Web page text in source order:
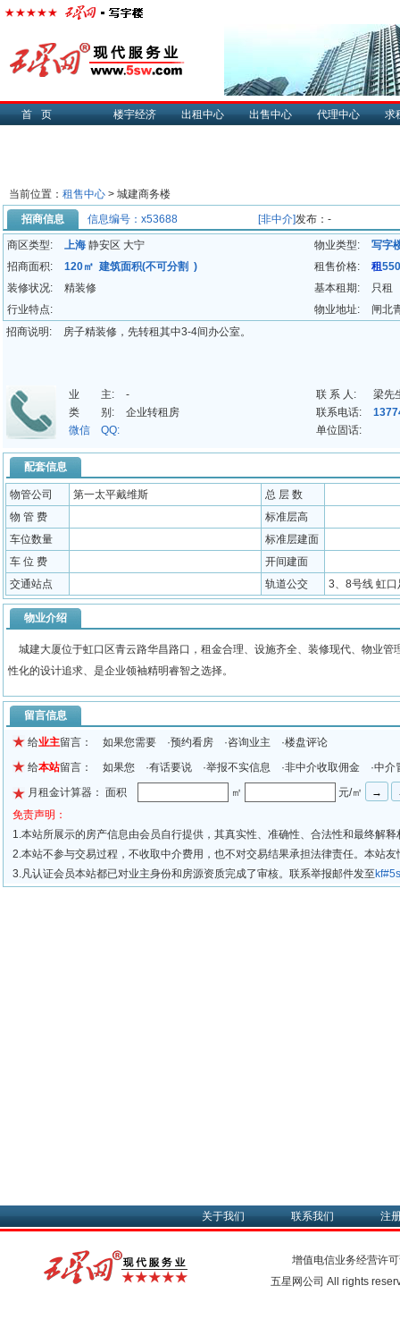
首页 楼宇经济 出租中心 出售中心 代理中心 求
当前位置： 租售中心 > 城建商务楼
招商信息
信息编号：x53688 [非中介]发布：-
商区类型: 上海 静安区 大宁 物业类型:
写字
招商面积:
120㎡ 建筑面积(不可分割 ) 租售价格: 租
装修状况:
精装修 基本租期:
只租
行业特点:
物业地址:
闸北
招商说明:
房子精装修，先转租其中3-4间办公室。
业 主: - 联 系 人:
梁先
类 别:
企业转租房 联系电话:
微信 QQ:
单位固话:
配套信息
物管公司 第一太平戴维斯
总 层 数
物 管 费
标准层高
车位数量
标准层建面
车 位 费
开间建面
交通站点
轨道公交 3、8号线 虹
物业介绍
城建大厦位于虹口区青云路华昌路口，租金合理、设施齐全、装修现代、物业
性化的设计追求、是企业领袖精明睿智之选择。
留言信息
给业主留言： 如果您需要 ·预约看房 ·咨询业主 ·楼盘评论
给本站留言： 如果您 ·有话要说 ·举报不实信息 ·非中介收取佣金 ·中介
月租金计算器： 面积
㎡
元/㎡
免责声明：
1.本站所展示的房产信息由会员自行提供，其真实性、准确性、合法性和最终解
2.本站不参与交易过程，不收取中介费用，也不对交易结果承担法律责任。本站
3.凡认证会员本站都已对业主身份和房源资质完成了审核。联系举报邮件发至
关于我们 联系我们 注
增值电信业务经营许
五星网公司 All rights